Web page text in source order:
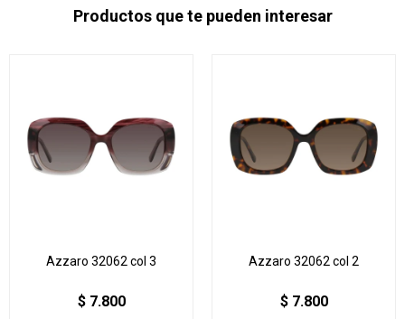
Productos que te pueden interesar
Azzaro 32062 col 3
$ 7.800
Azzaro 32062 col 2
$ 7.800